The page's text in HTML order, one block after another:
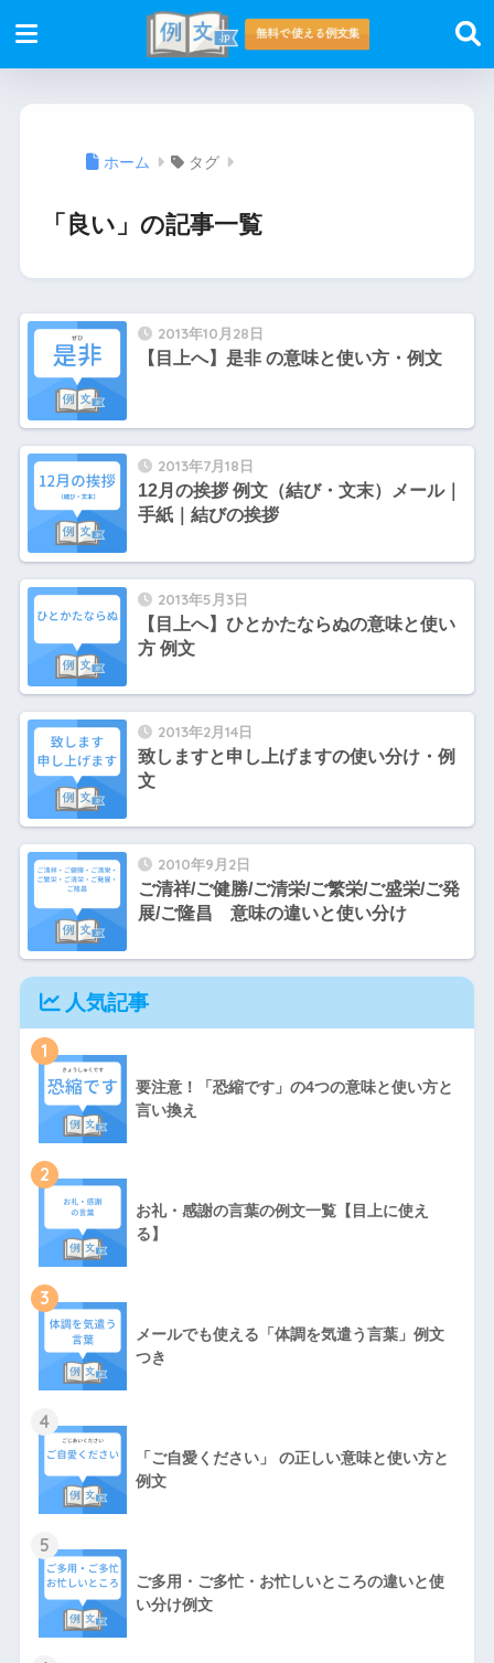
ホーム タグ
「良い」の記事一覧
2013年10月28日
【目上へ】是非 の意味と使い方・例文
2013年7月18日
12月の挨拶 例文（結び・文末）メール｜
手紙｜結びの挨拶
2013年5月3日
【目上へ】ひとかたならぬの意味と使い
方 例文
2013年2月14日
致しますと申し上げますの使い分け・例
文
2010年9月2日
ご清祥/ご健勝/ご清栄/ご繁栄/ご盛栄/ご発
展/ご隆昌 意味の違いと使い分け
人気記事
1
要注意！「恐縮です」の4つの意味と使い方と
言い換え
2
お礼・感謝の言葉の例文一覧【目上に使え
る】
3
メールでも使える「体調を気遣う言葉」例文
つき
4
「ご自愛ください」 の正しい意味と使い方と
例文
5
ご多用・ご多忙・お忙しいところの違いと使
い分け例文